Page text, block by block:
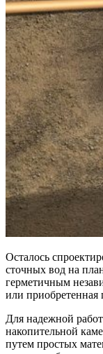
Осталось
сточных вод на
герметичным
или приобретенная
Для надежной
накопительной
путем простых